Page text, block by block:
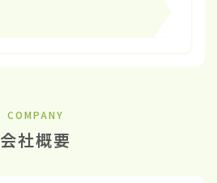
COMPANY
会社概要